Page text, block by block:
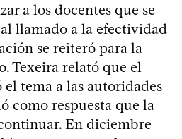
a los docentes que se
llamado a la efectividad
se reiteró para la
Texeira relató que el
el tema a las autoridades
como respuesta que la
En diciembre